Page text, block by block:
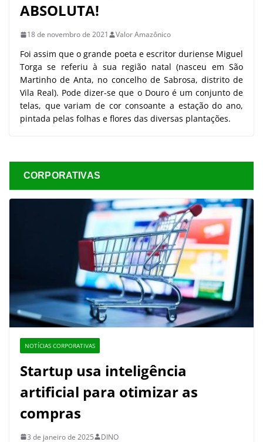
ABSOLUTA!
18 de novembro de 2021 Valor Amazônico
Foi assim que o grande poeta e escritor duriense Miguel
Torga se referiu à sua região natal (nasceu em São
Martinho de Anta, no concelho de Sabrosa, distrito de
Vila Real). Pode dizer-se que o Douro é um conjunto de
telas, que variam de cor consoante a estação do ano,
pintada pelas folhas e flores das diversas plantações.
CORPORATIVAS
NOTÍCIAS CORPORATIVAS
Startup usa inteligência
artificial para otimizar as
compras
3 de janeiro de 2025 DINO